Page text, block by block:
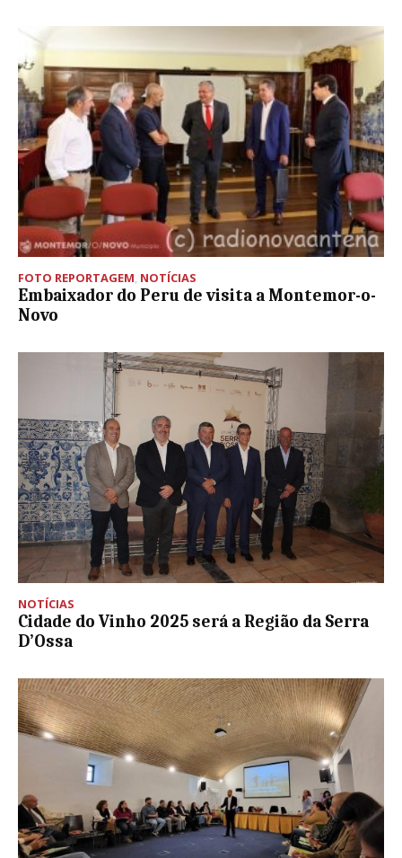
FOTO REPORTAGEM, NOTÍCIAS
Embaixador do Peru de visita a Montemor-o-
Novo
NOTÍCIAS
Cidade do Vinho 2025 será a Região da Serra
D’Ossa